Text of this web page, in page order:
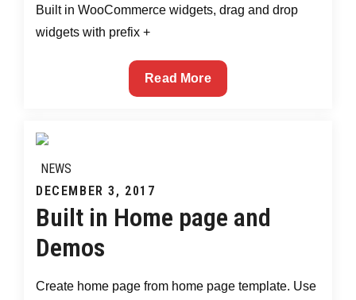
Built in WooCommerce widgets, drag and drop
widgets with prefix +
Easy
&
Read More
NEWS
Posted
on
DECEMBER 3, 2017
Built in Home page and
Demos
Create home page from home page template. Use